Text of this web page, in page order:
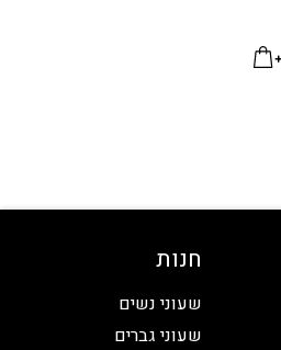
חנות
שעוני נשים
שעוני גברים